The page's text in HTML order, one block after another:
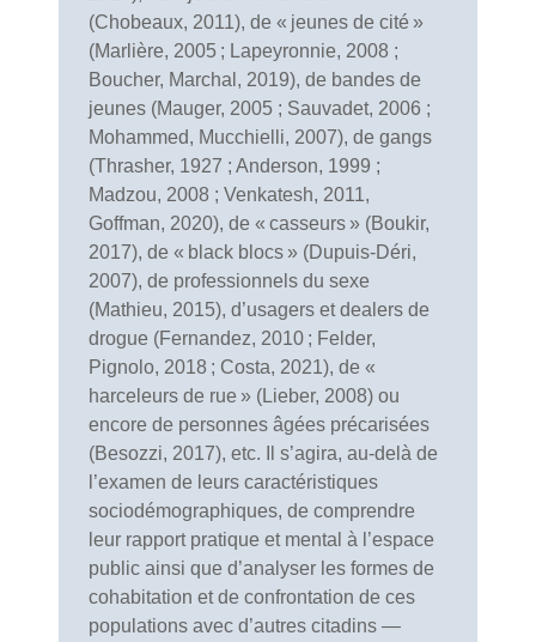
(Chobeaux, 2011), de « jeunes de cité »
(Marlière, 2005 ; Lapeyronnie, 2008 ;
Boucher, Marchal, 2019), de bandes de
jeunes (Mauger, 2005 ; Sauvadet, 2006 ;
Mohammed, Mucchielli, 2007), de gangs
(Thrasher, 1927 ; Anderson, 1999 ;
Madzou, 2008 ; Venkatesh, 2011,
Goffman, 2020), de « casseurs » (Boukir,
2017), de « black blocs » (Dupuis-Déri,
2007), de professionnels du sexe
(Mathieu, 2015), d’usagers et dealers de
drogue (Fernandez, 2010 ; Felder,
Pignolo, 2018 ; Costa, 2021), de «
harceleurs de rue » (Lieber, 2008) ou
encore de personnes âgées précarisées
(Besozzi, 2017), etc. Il s’agira, au-delà de
l’examen de leurs caractéristiques
sociodémographiques, de comprendre
leur rapport pratique et mental à l’espace
public ainsi que d’analyser les formes de
cohabitation et de confrontation de ces
populations avec d’autres citadins —